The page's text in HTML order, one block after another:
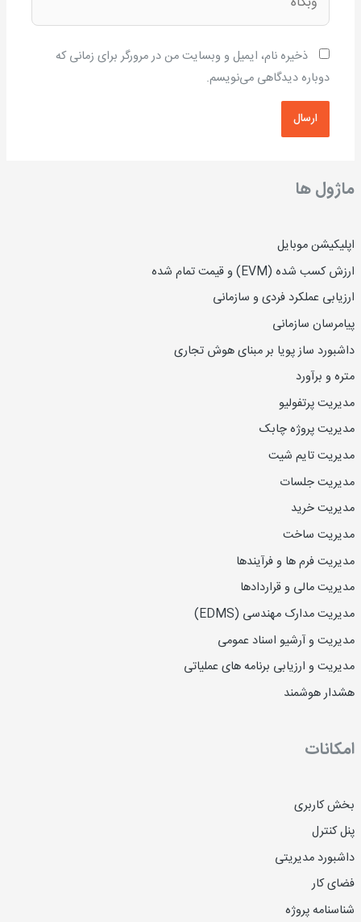
ماژول ها
اپلیکیشن موبایل
ارزش کسب شده (EVM) و قیمت تمام شده
ارزیابی عملکرد فردی و سازمانی
پیامرسان سازمانی
داشبورد ساز پویا بر مبنای هوش تجاری
متره و برآورد
مدیریت پرتفولیو
مدیریت پروژه چابک
مدیریت تایم شیت
مدیریت جلسات
مدیریت خرید
مدیریت ساخت
مدیریت فرم ها و فرآیندها
مدیریت مالی و قراردادها
مدیریت مدارک مهندسی (EDMS)
مدیریت و آرشیو اسناد عمومی
مدیریت و ارزیابی برنامه های عملیاتی
هشدار هوشمند
امکانات
بخش کاربری
پنل کنترل
داشبورد مدیریتی
فضای کار
شناسنامه پروژه
ذخیره نام، ایمیل و وبسایت من در مرورگر برای زمانی که
دوباره دیدگاهی می‌نویسم.